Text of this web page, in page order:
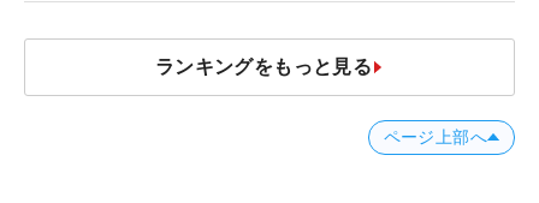
ランキングをもっと見る
ページ上部へ